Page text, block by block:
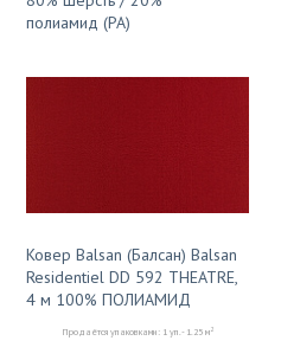
полиамид (PA)
Ковер Balsan (Балсан) Balsan
Residentiel DD 592 THEATRE,
4 м 100% ПОЛИАМИД
Продаётся упаковками: 1 уп. - 1.25 м2